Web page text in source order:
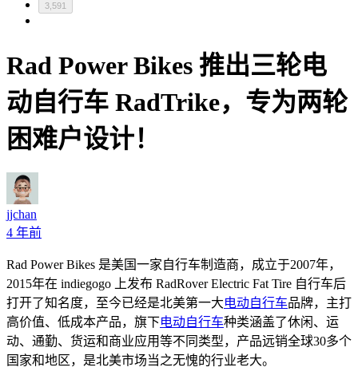
3,591
Rad Power Bikes 推出三轮电
动自行车 RadTrike，专为两轮
困难户设计！
jjchan
4 年前
Rad Power Bikes 是美国一家自行车制造商，成立于2007年，
2015年在 indiegogo 上发布 RadRover Electric Fat Tire 自行车后
打开了知名度，至今已经是北美第一大电动自行车品牌，主打
高价值、低成本产品，旗下电动自行车种类涵盖了休闲、运
动、通勤、货运和商业应用等不同类型，产品远销全球30多个
国家和地区，是北美市场当之无愧的行业老大。